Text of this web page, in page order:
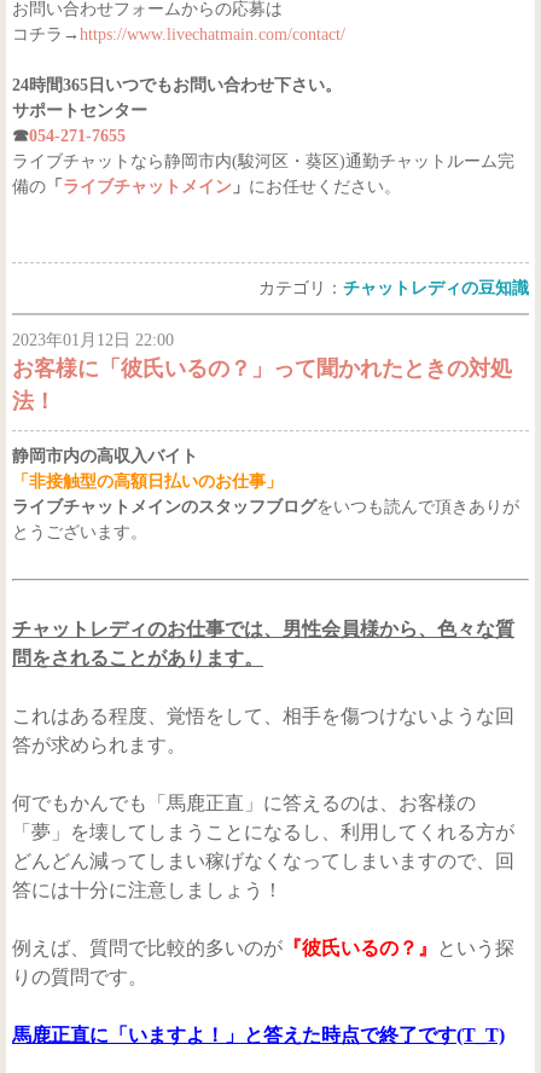
お問い合わせフォームからの応募は
コチラ→ https://www.livechatmain.com/contact/
24時間365日いつでもお問い合わせ下さい。
サポートセンター
☎054-271-7655
ライブチャットなら静岡市内(駿河区・葵区)通勤チャットルーム完
備の 「 ライブチャットメイン 」 にお任せください。
カテゴリ： チャットレディの豆知識
2023年01月12日 22:00
お客様に「彼氏いるの？」って聞かれたときの対処
法！
静岡市内の高収入バイト
「非接触型の高額日払いのお仕事」
ライブチャットメインのスタッフブログをいつも読んで頂きありが
とうございます。
チャットレディのお仕事では、男性会員様から、色々な質
問をされることがあります。
これはある程度、覚悟をして、相手を傷つけないような回
答が求められます。
何でもかんでも「馬鹿正直」に答えるのは、お客様の
「夢」を壊してしまうことになるし、利用してくれる方が
どんどん減ってしまい稼げなくなってしまいますので、回
答には十分に注意しましょう！
例えば、質問で比較的多いのが 『彼氏いるの？』
という探
りの質問です。
馬鹿正直に「いますよ！」と答えた時点で終了です(T_T)